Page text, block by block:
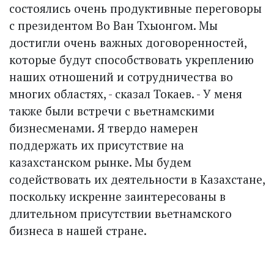
состоялись очень продуктивные переговоры
с президентом Во Ван Тхыонгом. Мы
достигли очень важных договоренностей,
которые будут способствовать укреплению
наших отношений и сотрудничества во
многих областях, - сказал Токаев. - У меня
также были встречи с вьетнамскими
бизнесменами. Я твердо намерен
поддержать их присутствие на
казахстанском рынке. Мы будем
содействовать их деятельности в Казахстане,
поскольку искренне заинтересованы в
длительном присутствии вьетнамского
бизнеса в нашей стране.